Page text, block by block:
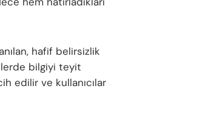
hafif belirsizlik
bilgiyi teyit
edilir ve kullanıcılar